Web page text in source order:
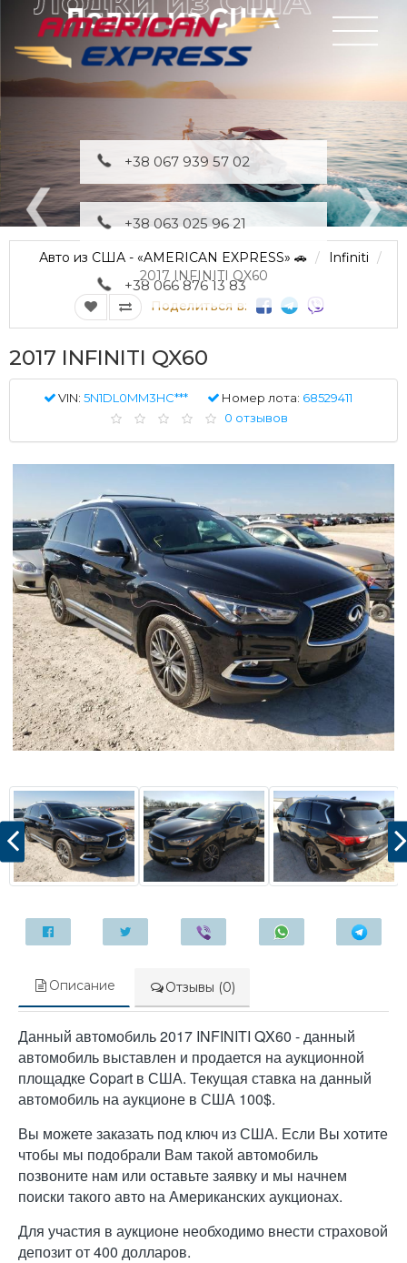
Лодки из США
+38 067 939 57 02
+38 063 025 96 21
+38 066 876 13 83
Авто из США - «AMERICAN EXPRESS» 🚗
Infiniti
2017 INFINITI QX60
Поделиться в:
2017 INFINITI QX60
VIN: 5N1DL0MM3HC*** Номер лота: 68529411
0 отзывов
Описание Отзывы (0)
Данный автомобиль 2017 INFINITI QX60 - данный
автомобиль выставлен и продается на аукционной
площадке Copart в США. Текущая ставка на данный
автомобиль на аукционе в США 100$.
Вы можете заказать под ключ из США. Если Вы хотите
чтобы мы подобрали Вам такой автомобиль
позвоните нам или оставьте заявку и мы начнем
поиски такого авто на Американских аукционах.
Для участия в аукционе необходимо внести страховой
депозит от 400 долларов.